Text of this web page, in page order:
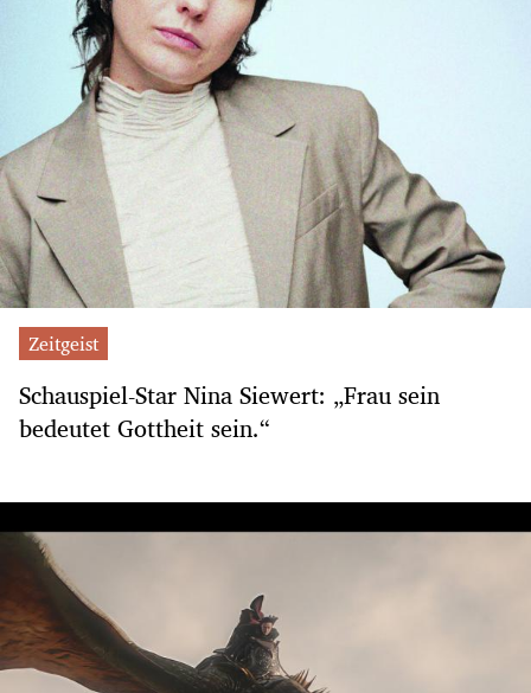
Zeitgeist
Schauspiel-Star Nina Siewert: „Frau sein
bedeutet Gottheit sein.“